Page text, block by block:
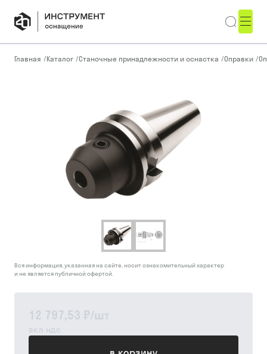
Главная /Каталог /Станочные принадлежности и оснастка /Оправки /
12 797,53 ₽/шт
вкл ндс
Вся информация, указанная на сайте, носит ознакомительный характер
и не является публичной офертой.